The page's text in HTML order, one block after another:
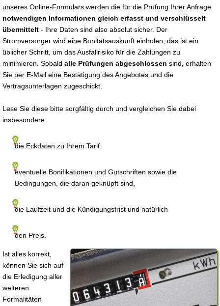
unseres Online-Formulars werden die für die Prüfung Ihrer Anfrage
notwendigen Informationen gleich erfasst und verschlüsselt
übermittelt - Ihre Daten sind also absolut sicher. Der
Stromversorger wird eine Bonitätsauskunft einholen, das ist ein
üblicher Schritt, um das Ausfallrisiko für die Zahlungen zu
minimieren. Sobald alle Prüfungen abgeschlossen sind, erhalten
Sie per E-Mail eine Bestätigung des Angebotes und die
Vertragsunterlagen zugeschickt.
Lese Sie diese bitte sorgfältig durch und vergleichen Sie dabei
insbesondere
die Eckdaten zu Ihrem Tarif,
eventuelle Bonifikationen und Gutschriften sowie die
Bedingungen, die daran geknüpft sind,
die Laufzeit und die Kündigungsfrist und natürlich
den Preis.
Ist alles korrekt,
können Sie sich auf
die Erledigung aller
weiteren
Formalitäten